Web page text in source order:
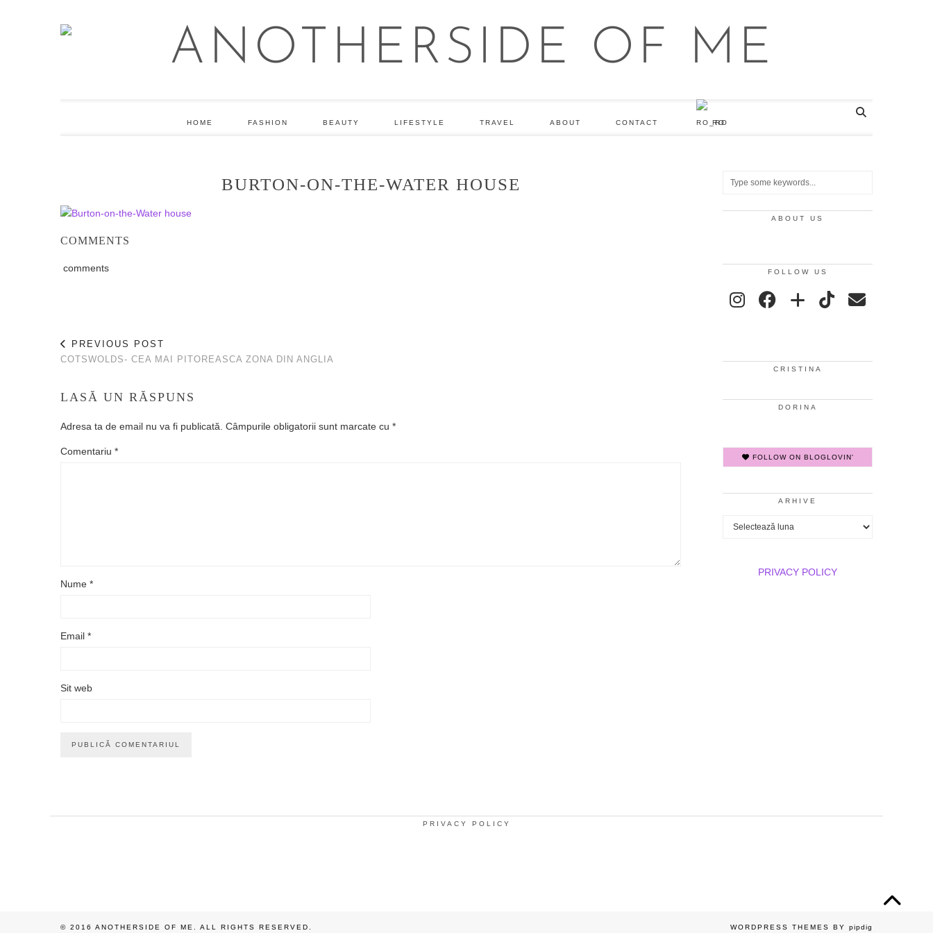
HOME FASHION BEAUTY LIFESTYLE TRAVEL ABOUT CONTACT RO
BURTON-ON-THE-WATER HOUSE
COMMENTS
comments
PREVIOUS POST
COTSWOLDS- CEA MAI PITOREASCA ZONA DIN ANGLIA
LASĂ UN RĂSPUNS
Adresa ta de email nu va fi publicată. Câmpurile obligatorii sunt marcate cu *
Comentariu *
Nume *
Email *
Sit web
ABOUT US
FOLLOW US
CRISTINA
DORINA
FOLLOW ON BLOGLOVIN'
ARHIVE
Arhive
PRIVACY POLICY
PRIVACY POLICY
© 2016 ANOTHERSIDE OF ME. ALL RIGHTS RESERVED. WORDPRESS THEMES BY pipdig